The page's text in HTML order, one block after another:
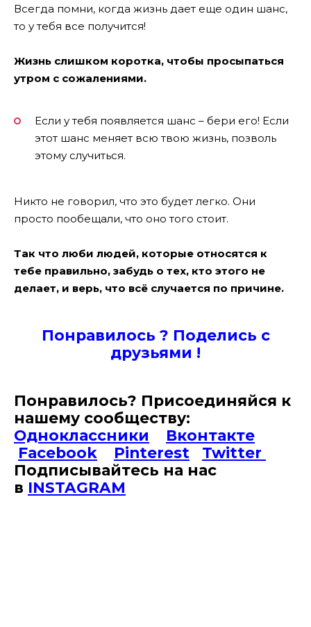
Всегда помни, когда жизнь дает еще один шанс,
то у тебя все получится!
Жизнь слишком коротка, чтобы просыпаться
утром с сожалениями.
Если у тебя появляется шанс – бери его! Если
этот шанс меняет всю твою жизнь, позволь
этому случиться.
Никто не говорил, что это будет легко. Они
просто пообещали, что оно того стоит.
Так что люби людей, которые относятся к
тебе правильно, забудь о тех, кто этого не
делает, и верь, что всё случается по причине.
Понравилось ? Поделись с
друзьями !
Понравилось? Присоединяйся к
нашему сообществу:
Одноклассники
Вконтакте
Facebook
Pinterest
Twitter
Подписывайтесь на наc
в INSTAGRAM